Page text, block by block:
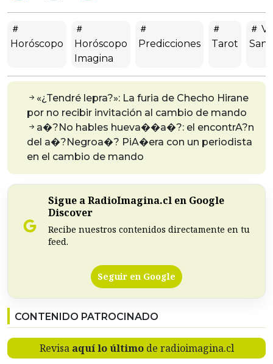
Horóscopo
Horóscopo
Imagina
Predicciones Tarot
«¿Tendré lepra?»: La furia de Checho Hirane
por no recibir invitación al cambio de mando
a�?No hables hueva��a�?: el encontrA?n
del a�?Negroa�? PiA�era con un periodista
en el cambio de mando
Sigue a RadioImagina.cl en Google
Discover
Recibe nuestros contenidos directamente en tu
feed.
Seguir en Google
CONTENIDO PATROCINADO
Revisa aquí lo últimode radioimagina.cl